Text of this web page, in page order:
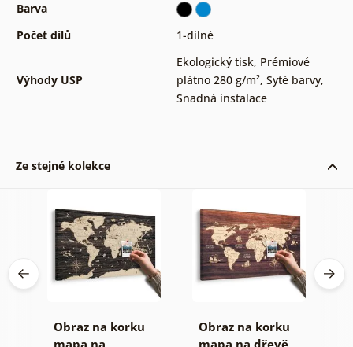
Barva
Počet dílů
1-dílné
Výhody USP
Ekologický tisk, Prémiové
plátno 280 g/m², Syté barvy,
Snadná instalace
Ze stejné kolekce
Obraz na korku
Obraz na korku